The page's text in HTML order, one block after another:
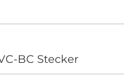
BC Stecker